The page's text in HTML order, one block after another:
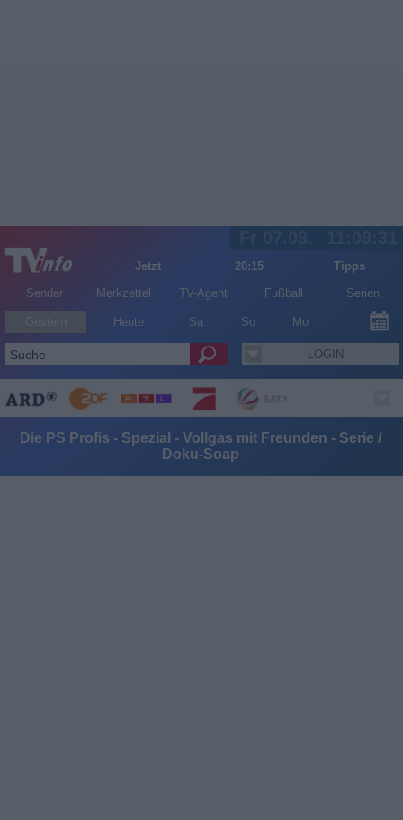
Jetzt 20:15
Tipps
Sender
Merkzettel TV-Agent Fußball Serien
Heute Sa So Mo
LOGIN
Die PS Profis - Spezial - Vollgas mit Freunden - Serie /
Doku-Soap